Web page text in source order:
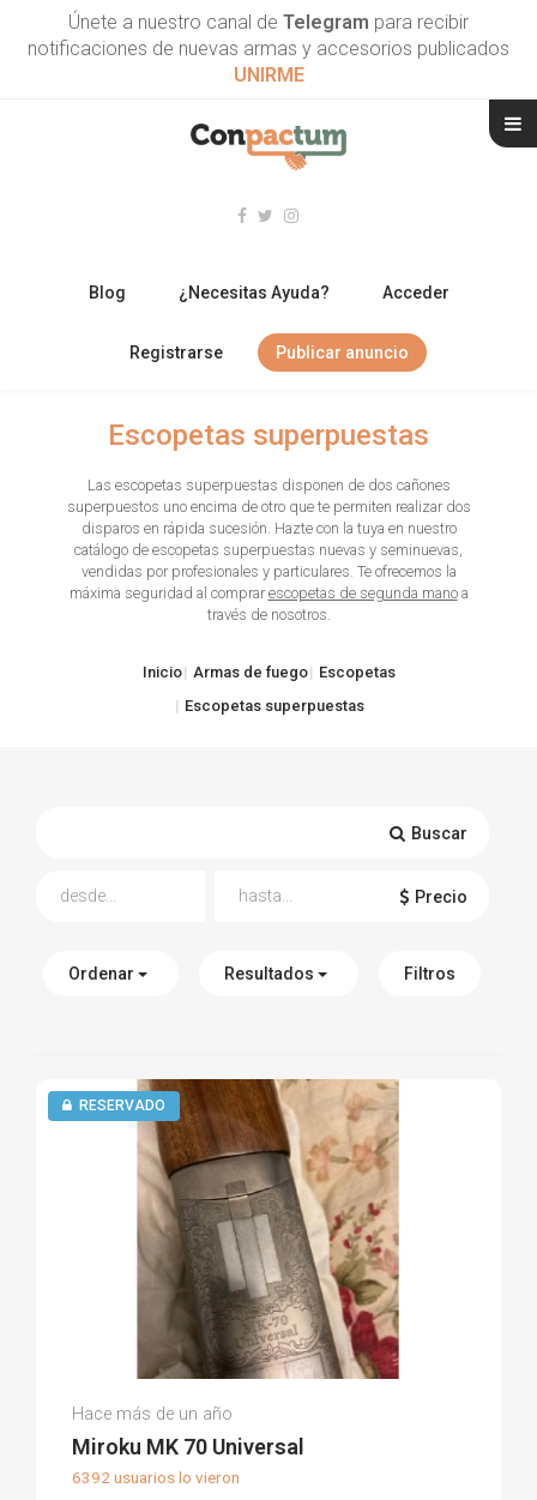
Únete a nuestro canal de Telegram para recibir
notificaciones de nuevas armas y accesorios publicados
UNIRME
Blog ¿Necesitas Ayuda? Acceder
Registrarse Publicar anuncio
ARMAS CORTAS
TIRO Y COMPETICIÓN
OTRAS ARMAS
Escopetas superpuestas
Las escopetas superpuestas disponen de dos cañones
superpuestos uno encima de otro que te permiten realizar dos
disparos en rápida sucesión. Hazte con la tuya en nuestro
catálogo de escopetas superpuestas nuevas y seminuevas,
vendidas por profesionales y particulares. Te ofrecemos la
máxima seguridad al comprarescopetas de segunda manoa
través de nosotros.
Inicio Armas de fuego
Escopetas
Escopetas superpuestas
Buscar
Precio
Ordenar Resultados Filtros
RESERVADO
José J.
(0)
Hace más de un año
Miroku MK 70 Universal
6392 usuarios lo vieron